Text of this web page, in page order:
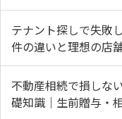
テナント探しで失敗
件の違いと理想の店
不動産相続で損しな
礎知識｜生前贈与・